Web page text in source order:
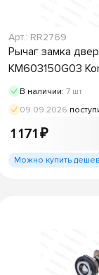
Арт.: RR2769
Рычаг замка
KM603150G03
В наличии: 7 шт
09.09.2026
1 171 ₽
Можно купить